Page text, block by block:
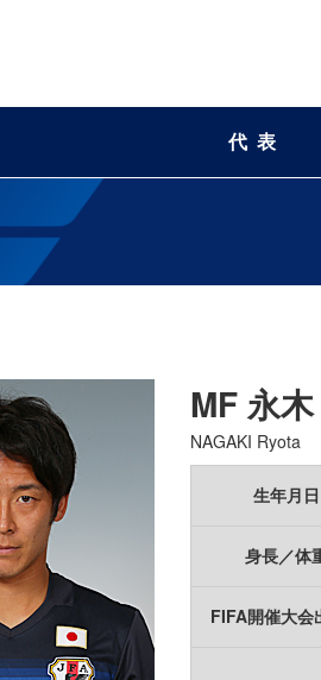
代表
MF永
NAGAKI Ryota
生年月日
身長／体
FIFA開催大会